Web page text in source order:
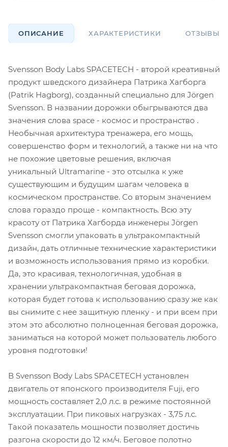
ОПИСАНИЕ ХАРАКТЕРИСТИКИ ОТЗЫВЫ
Svensson Body Labs SPACETECH - второй креативный
продукт шведского дизайнера Патрика Хагборга
(Patrik Hagborg), созданный специально для Jörgen
Svensson. В названии дорожки обыгрываются два
значения слова space - космос и пространство .
Необычная архитектура тренажера, его мощь,
совершенство форм и технологий, а также ни на что
не похожие цветовые решения, включая
уникальный Ultramarine - это отсылка к уже
существующим и будущим шагам человека в
космическом пространстве. Со вторым значением
слова гораздо проще - компактность. Всю эту
красоту от Патрика Хагборда инженеры Jörgen
Svensson смогли упаковать в ультракомпактный
дизайн, дать отличные технические характеристики
и возможность использования прямо из коробки.
Да, это красивая, технологичная, удобная в
хранении ультракомпактная беговая дорожка,
которая будет готова к использованию сразу же как
вы снимите с нее защитную пленку - и при всем при
этом это абсолютно полноценная беговая дорожка,
заниматься на которой может пользователь любого
уровня подготовки!
В Svensson Body Labs SPACETECH установлен
двигатель от японского производителя Fuji, его
мощность составляет 2,0 л.с. в режиме постоянной
эксплуатации. При пиковых нагрузках - 3,75 л.с.
Такой показатель мощности позволяет достичь
разгона скорости до 12 км/ч. Беговое полотно